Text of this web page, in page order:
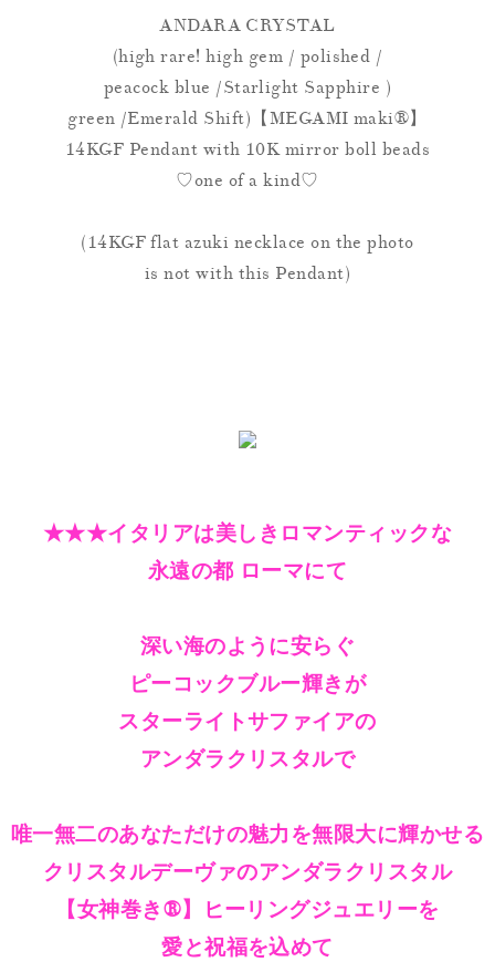
ANDARA CRYSTAL
(high rare! high gem / polished /
peacock blue /Starlight Sapphire )
green /Emerald Shift)【MEGAMI maki®】
14KGF Pendant with 10K mirror boll beads
♡one of a kind♡
(14KGF flat azuki necklace on the photo
is not with this Pendant)
★★★イタリアは美しきロマンティックな
永遠の都 ローマにて
深い海のように安らぐ
ピーコックブルー輝きが
スターライトサファイアの
アンダラクリスタルで
唯一無二のあなただけの魅力を無限大に輝かせる
クリスタルデーヴァのアンダラクリスタル
【女神巻き®】ヒーリングジュエリーを
愛と祝福を込めて